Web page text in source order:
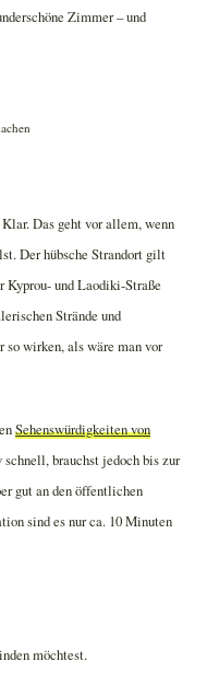
Zimmer – und
Das geht vor allem, wenn
Der hübsche Strandort gilt
und Laodiki-Straße
Strände und
so wirken, als wäre man vor
Sehenswürdigkeiten von
brauchst jedoch bis zur
gut an den öffentlichen
sind es nur ca. 10 Minuten
möchtest.